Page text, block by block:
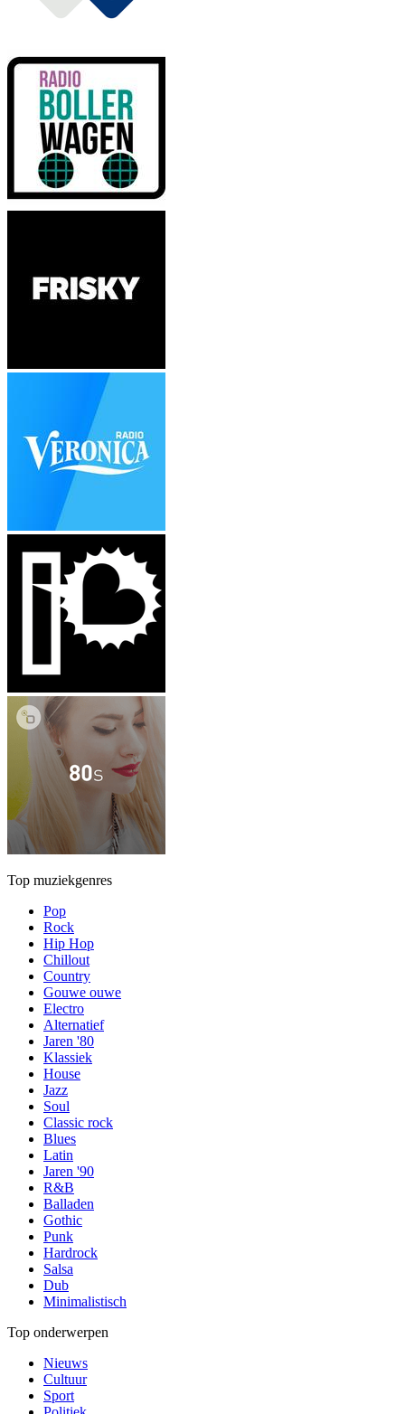
Top muziekgenres
Pop
Rock
Hip Hop
Chillout
Country
Gouwe ouwe
Electro
Alternatief
Jaren '80
Klassiek
House
Jazz
Soul
Classic rock
Blues
Latin
Jaren '90
R&B
Balladen
Gothic
Punk
Hardrock
Salsa
Dub
Minimalistisch
Top onderwerpen
Nieuws
Cultuur
Sport